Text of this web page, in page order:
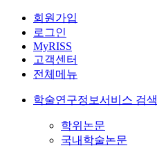
회원가입
로그인
MyRISS
고객센터
전체메뉴
학술연구정보서비스 검색
학위논문
국내학술논문